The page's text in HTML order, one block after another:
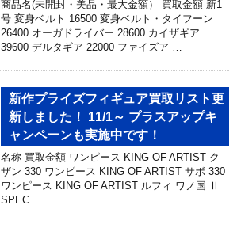
商品名(未開封・美品・最大金額） 買取金額 新1
号 変身ベルト 16500 変身ベルト・タイフーン
26400 オーガドライバー 28600 カイザギア
39600 デルタギア 22000 ファイズア …
新作プライズフィギュア買取リスト更
新しました！ 11/1～ プラスアップキ
ャンペーンも実施中です！
名称 買取金額 ワンピース KING OF ARTIST ク
ザン 330 ワンピース KING OF ARTIST サボ 330
ワンピース KING OF ARTIST ルフィ ワノ国 Ⅱ
SPEC …